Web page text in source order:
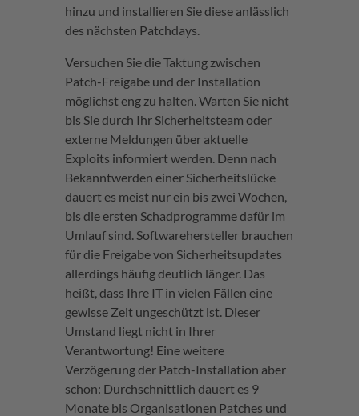
hinzu und installieren Sie diese anlässlich
des nächsten Patchdays.
Versuchen Sie die Taktung zwischen
Patch-Freigabe und der Installation
möglichst eng zu halten. Warten Sie nicht
bis Sie durch Ihr Sicherheitsteam oder
externe Meldungen über aktuelle
Exploits informiert werden. Denn nach
Bekanntwerden einer Sicherheitslücke
dauert es meist nur ein bis zwei Wochen,
bis die ersten Schadprogramme dafür im
Umlauf sind. Softwarehersteller brauchen
für die Freigabe von Sicherheitsupdates
allerdings häufig deutlich länger. Das
heißt, dass Ihre IT in vielen Fällen eine
gewisse Zeit ungeschützt ist. Dieser
Umstand liegt nicht in Ihrer
Verantwortung! Eine weitere
Verzögerung der Patch-Installation aber
schon: Durchschnittlich dauert es 9
Monate bis Organisationen Patches und